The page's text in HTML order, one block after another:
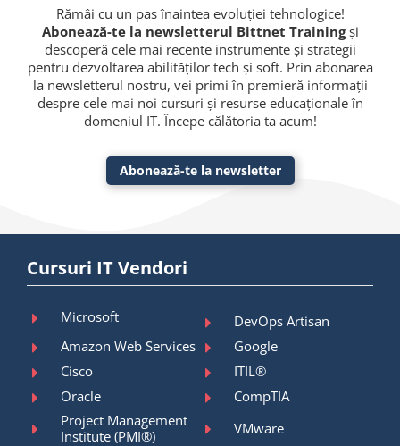
Rămâi cu un pas înaintea evoluției tehnologice!
Abonează-te la newsletterul Bittnet Trainingși
descoperă cele mai recente instrumente și strategii
pentru dezvoltarea abilităților tech și soft. Prin abonarea
la newsletterul nostru, vei primi în premieră informații
despre cele mai noi cursuri și resurse educaționale în
domeniul IT. Începe călătoria ta acum!
Abonează-te la newsletter
Cursuri IT Vendori
Microsoft
DevOps Artisan
Amazon Web Services
Google
Cisco
ITIL®
Oracle
CompTIA
Project Management
Institute (PMI®)
VMware